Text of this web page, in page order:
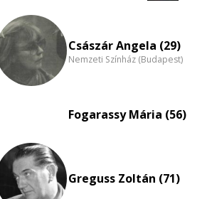
nagyítása
Császár Angela (29)
Nemzeti Színház (Budapest)
Fogarassy Mária (56)
Greguss Zoltán (71)